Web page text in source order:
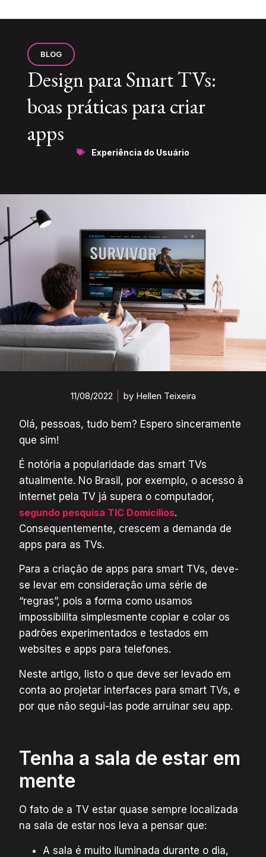
BLOG
Design para Smart TVs:
boas práticas para criar
apps
Experiência do Usuário
11/08/2022 byHellen Teixeira
Olá, pessoas, tudo bem? Espero sinceramente
que sim!
É notória a popularidade das smart TVs
atualmente. No Brasil, por exemplo, o acesso à
internet pela TV já supera o computador,
segundo pesquisa TIC Domicílios.
Consequentemente, crescem a demanda de
apps para as TVs.
Para a criação de apps para smart TVs, deve-
se levar em consideração uma série de
“regras”, pois a forma como usamos
impossibilita simplesmente copiar e colar os
padrões experimentados e testados em
websites e apps para telefones.
Neste artigo, listo o que deve ser levado em
conta ao projetar interfaces para smart TVs, e
por que não segui-las pode arruinar seu app.
Tenha a sala de estar em
mente
O fato de a TV estar quase sempre localizada
na sala de estar nos leva a pensar que:
A sala é muito iluminada durante o dia,